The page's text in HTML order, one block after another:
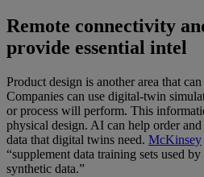
Remote connectivity
provide essential intel
Product design is another area that
Companies can use digital-twin
or process will perform. This
physical design. AI can help order
data that digital twins need. McKinsey
“supplement data training sets used
synthetic data.”